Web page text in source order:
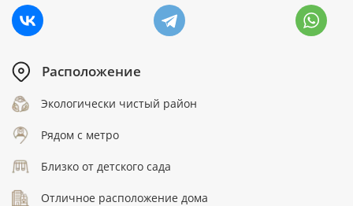
Расположение
Экологически чистый район
Рядом с метро
Близко от детского сада
Отличное расположение дома